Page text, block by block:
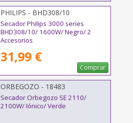
PHILIPS - BHD308/10
Secador Philips 3000 series
BHD308/10/ 1600W/ Negro/ 2
Accesorios
31,99 €
Comprar
ORBEGOZO - 18483
Secador Orbegozo SE 2110/
2100W/ Iónico/ Verde